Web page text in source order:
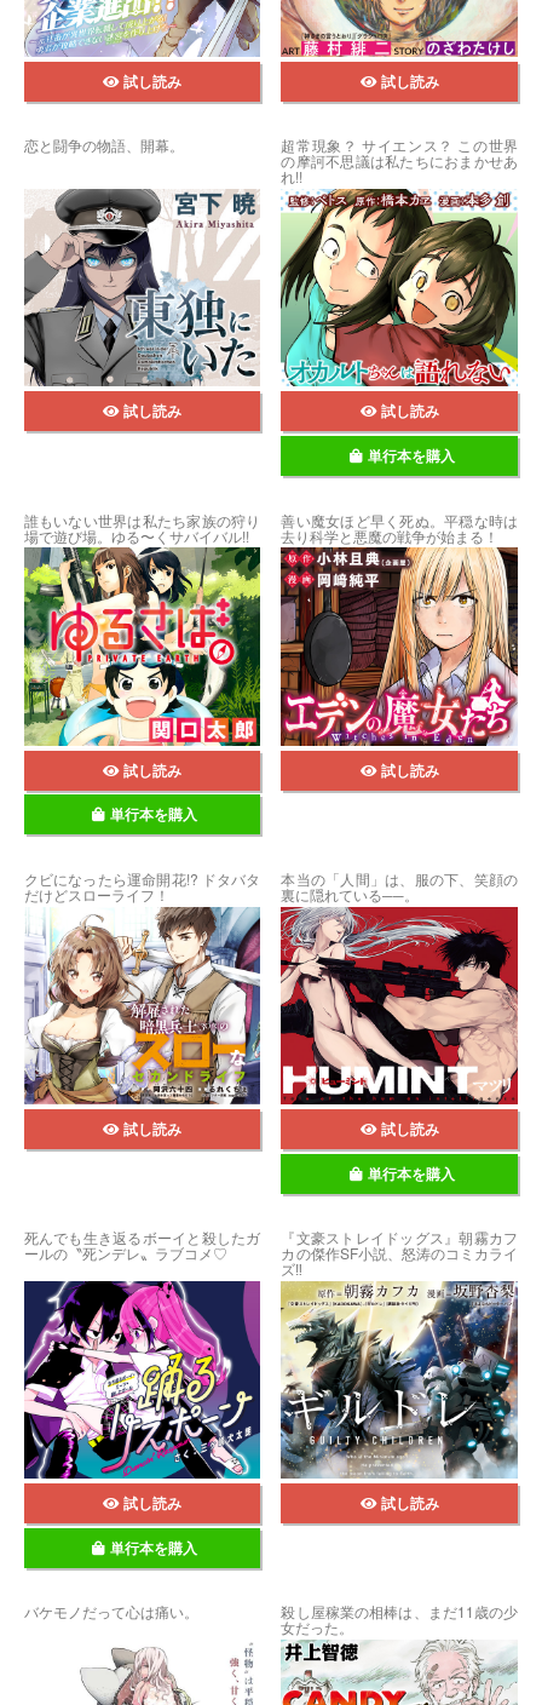
試し読み 試し読み
恋と闘争の物語、開幕。
試し読み
超常現象？ サイエンス？ この世界
の摩訶不思議は私たちにおまかせあ
れ!!
試し読み
単行本を購入
誰もいない世界は私たち家族の狩り
場で遊び場。ゆる〜くサバイバル!!
試し読み
単行本を購入
善い魔女ほど早く死ぬ。平穏な時は
去り科学と悪魔の戦争が始まる！
試し読み
クビになったら運命開花!? ドタバタ
だけどスローライフ！
試し読み
本当の「人間」は、服の下、笑顔の
裏に隠れている──。
試し読み
単行本を購入
死んでも生き返るボーイと殺したガ
ールの〝死ンデレ〟ラブコメ♡
試し読み
単行本を購入
『文豪ストレイドッグス』朝霧カフ
カの傑作SF小説、怒涛のコミカライ
ズ‼
試し読み
バケモノだって心は痛い。 殺し屋稼業の相棒は、まだ11歳の少
女だった。